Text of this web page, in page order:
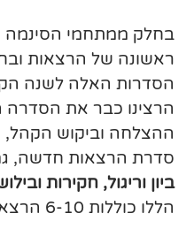
בחלק ממתחמי הסינמה
ראשונה של הרצאות
הסדרות האלה לשנה
הרצינו כבר את הסדרה
ההצלחה וביקוש הקהל,
סדרת הרצאות חדשה,
ביון וריגול, חקירות
הללו כוללות 6-10 הרצאות כל אחת.